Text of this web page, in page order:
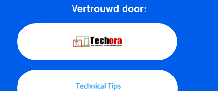
Vertrouwd door: